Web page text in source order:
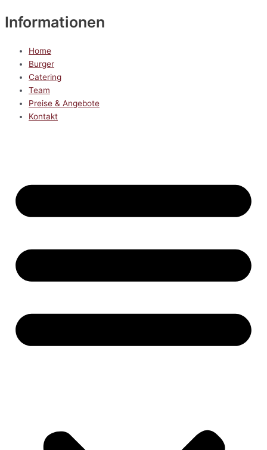
Informationen
Home
Burger
Catering
Team
Preise & Angebote
Kontakt